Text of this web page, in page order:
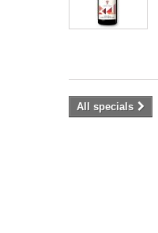
All specials